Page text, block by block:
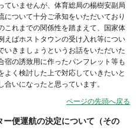
いませんが、体育総局の楊樹安副局
ついて十分ご承知をいただいており
これまでの関係性を踏まえて、国家体
えばホストタウンの受け入れ等につい
いきましょうというお話をいただいた
宿の誘致用に作ったパンフレット等も
く検討した上で対応していきたいと
いになったと思っています。
ページの先頭へ戻る
便運航の決定について（その